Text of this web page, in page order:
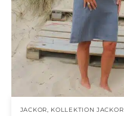
JACKOR, KOLLEKTION JACKOR